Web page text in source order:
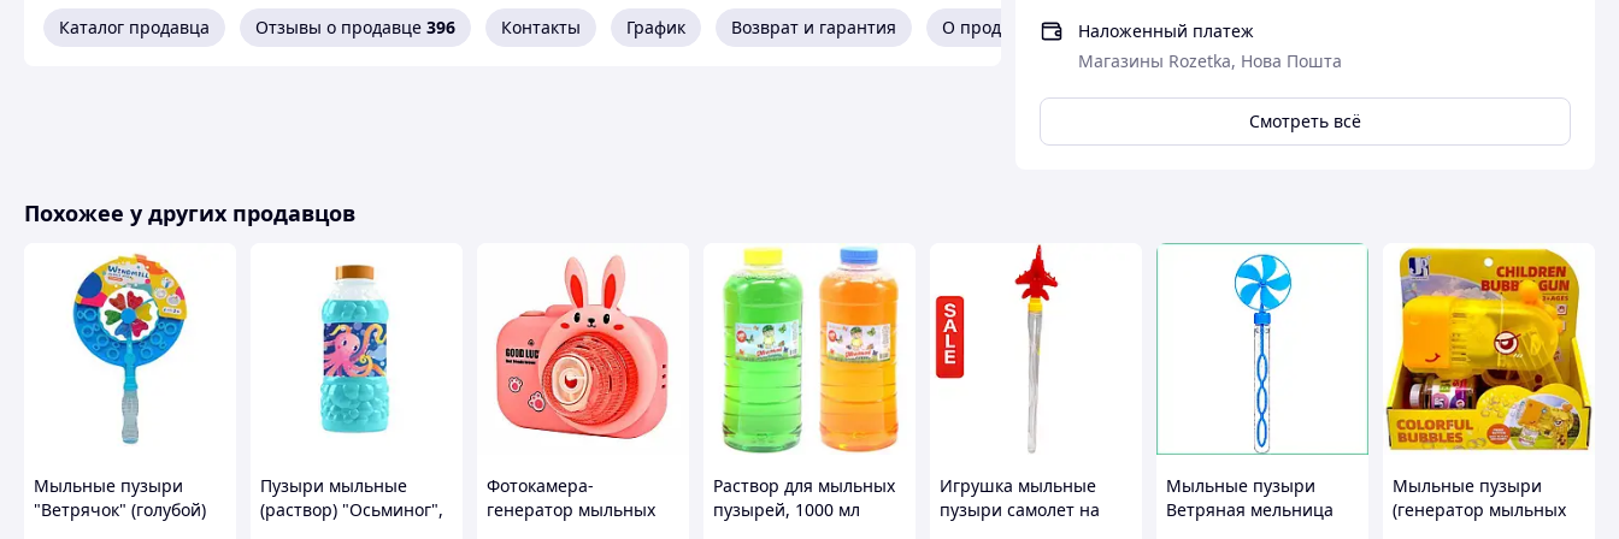
Наложенный платеж
Магазины Rozetka, Нова Пошта
Смотреть всё
3 режима работы: движение и музыка / пузыри / комбинированный режим
Встроенный Li-аккумулятор
Похожие товары по характеристикам
Каталог продавца Отзывы о продавце 396 Контакты График Возврат и гарантия О продавце
Похожее у других продавцов
Мыльные пузыри
"Ветрячок" (голубой)
Пузыри мыльные
(раствор) "Осьминог",
Фотокамера-
генератор мыльных
Раствор для мыльных
пузырей, 1000 мл
Игрушка мыльные
пузыри самолет на
Мыльные пузыри
Ветряная мельница
Мыльные пузыри
(генератор мыльных